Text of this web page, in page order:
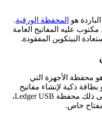
هو المحفظة الورقية.
عليه المفاتيح العامة
البيتكوين المفقودة.
محفظة الأجهزة التي
ذكية لإنشاء مفاتيح
خاصة دون اتصال بالإنترنت. مثال على ذلك محفظة Ledger USB،
مفتاح خاص.